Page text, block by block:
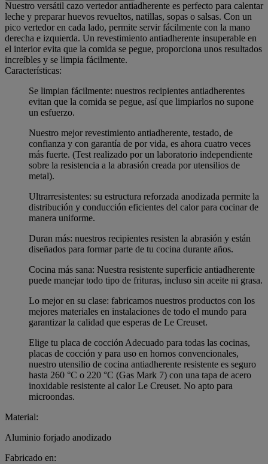
Nuestro versátil cazo vertedor antiadherente es perfecto para calentar
leche y preparar huevos revueltos, natillas, sopas o salsas. Con un
pico vertedor en cada lado, permite servir fácilmente con la mano
derecha e izquierda. Un revestimiento antiadherente insuperable en
el interior evita que la comida se pegue, proporciona unos resultados
increíbles y se limpia fácilmente.
Características:
Se limpian fácilmente: nuestros recipientes antiadherentes
evitan que la comida se pegue, así que limpiarlos no supone
un esfuerzo.
Nuestro mejor revestimiento antiadherente, testado, de
confianza y con garantía de por vida, es ahora cuatro veces
más fuerte. (Test realizado por un laboratorio independiente
sobre la resistencia a la abrasión creada por utensilios de
metal).
Ultrarresistentes: su estructura reforzada anodizada permite la
distribución y conducción eficientes del calor para cocinar de
manera uniforme.
Duran más: nuestros recipientes resisten la abrasión y están
diseñados para formar parte de tu cocina durante años.
Cocina más sana: Nuestra resistente superficie antiadherente
puede manejar todo tipo de frituras, incluso sin aceite ni grasa.
Lo mejor en su clase: fabricamos nuestros productos con los
mejores materiales en instalaciones de todo el mundo para
garantizar la calidad que esperas de Le Creuset.
Elige tu placa de cocción Adecuado para todas las cocinas,
placas de cocción y para uso en hornos convencionales,
nuestro utensilio de cocina antiadherente resistente es seguro
hasta 260 °C o 220 °C (Gas Mark 7) con una tapa de acero
inoxidable resistente al calor Le Creuset. No apto para
microondas.
Material:
Aluminio forjado anodizado
Fabricado en: